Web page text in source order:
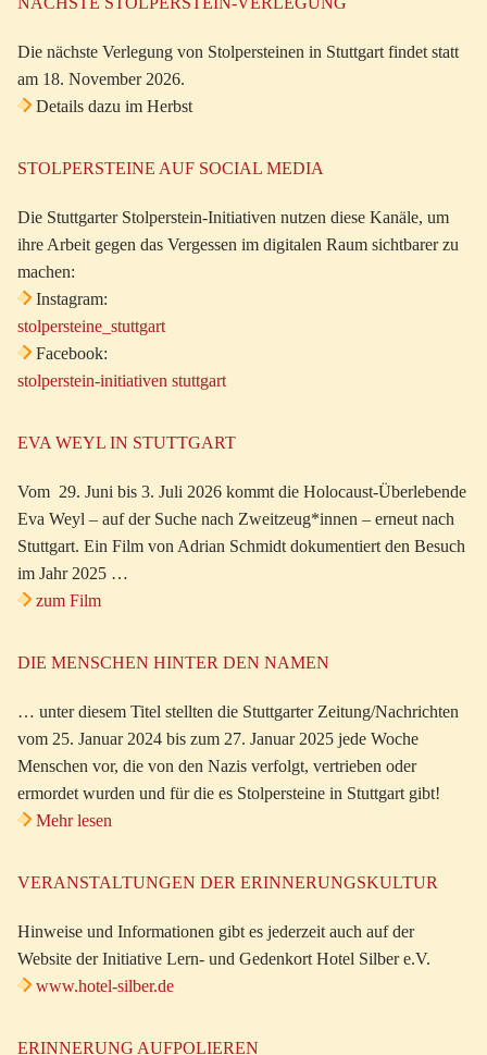
Die nächste Verlegung von Stolpersteinen in Stuttgart findet statt
am 18. November 2026.
Details dazu im Herbst
STOLPERSTEINE AUF SOCIAL MEDIA
Die Stuttgarter Stolperstein-Initiativen nutzen diese Kanäle, um
ihre Arbeit gegen das Vergessen im digitalen Raum sichtbarer zu
machen:
Instagram:
stolpersteine_stuttgart
Facebook:
stolperstein-initiativen stuttgart
EVA WEYL IN STUTTGART
Vom 29. Juni bis 3. Juli 2026 kommt die Holocaust-Überlebende
Eva Weyl – auf der Suche nach Zweitzeug*innen – erneut nach
Stuttgart. Ein Film von Adrian Schmidt dokumentiert den Besuch
im Jahr 2025 …
zum Film
DIE MENSCHEN HINTER DEN NAMEN
… unter diesem Titel stellten die Stuttgarter Zeitung/Nachrichten
vom 25. Januar 2024 bis zum 27. Januar 2025 jede Woche
Menschen vor, die von den Nazis verfolgt, vertrieben oder
ermordet wurden und für die es Stolpersteine in Stuttgart gibt!
Mehr lesen
VERANSTALTUNGEN DER ERINNERUNGSKULTUR
Hinweise und Informationen gibt es jederzeit auch auf der
Website der Initiative Lern- und Gedenkort Hotel Silber e.V.
www.hotel-silber.de
ERINNERUNG AUFPOLIEREN